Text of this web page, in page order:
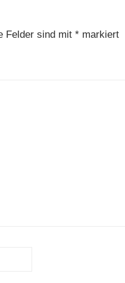
Felder sind mit * markiert